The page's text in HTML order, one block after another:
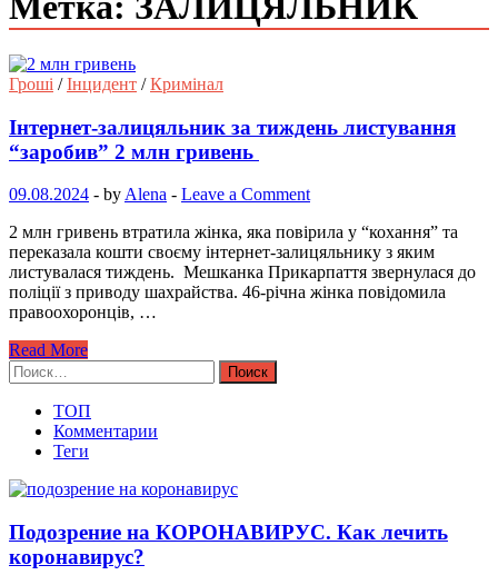
Гроші /Інцидент /Кримінал
Інтернет-залицяльник за тиждень листування
“заробив” 2 млн гривень
09.08.2024 - by Alena - Leave a Comment
2 млн гривень втратила жінка, яка повірила у “кохання” та
переказала кошти своєму інтернет-залицяльнику з яким
листувалася тиждень. Мешканка Прикарпаття звернулася до
поліції з приводу шахрайства. 46-річна жінка повідомила
правоохоронців, …
Read More
Найти:
ТОП
Комментарии
Теги
Подозрение на КОРОНАВИРУС. Как лечить
коронавирус?